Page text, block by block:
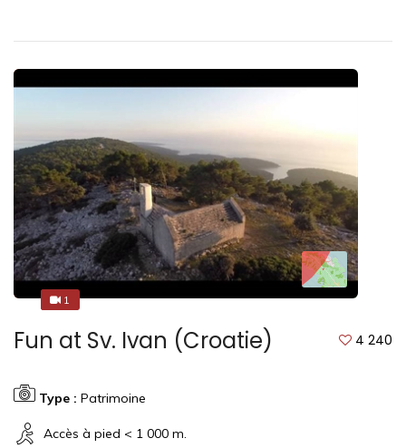
1
1
Fun at Sv. Ivan (Croatie) 4 240
Type : Patrimoine
Accès à pied < 1 000 m.